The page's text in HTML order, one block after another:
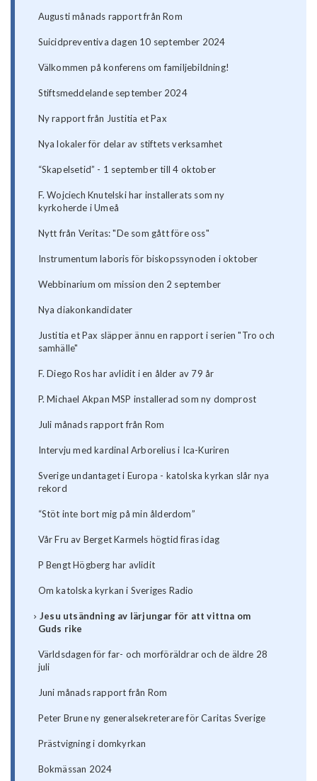
Augusti månads rapport från Rom
Suicidpreventiva dagen 10 september 2024
Välkommen på konferens om familjebildning!
Stiftsmeddelande september 2024
Ny rapport från Justitia et Pax
Nya lokaler för delar av stiftets verksamhet
“Skapelsetid” - 1 september till 4 oktober
F. Wojciech Knutelski har installerats som ny
kyrkoherde i Umeå
Nytt från Veritas: "De som gått före oss"
Instrumentum laboris för biskopssynoden i oktober
Webbinarium om mission den 2 september
Nya diakonkandidater
Justitia et Pax släpper ännu en rapport i serien "Tro och
samhälle"
F. Diego Ros har avlidit i en ålder av 79 år
P. Michael Akpan MSP installerad som ny domprost
Juli månads rapport från Rom
Intervju med kardinal Arborelius i Ica-Kuriren
Sverige undantaget i Europa - katolska kyrkan slår nya
rekord
“Stöt inte bort mig på min ålderdom”
Vår Fru av Berget Karmels högtid firas idag
P Bengt Högberg har avlidit
Om katolska kyrkan i Sveriges Radio
Jesu utsändning av lärjungar för att vittna om
Guds rike
Världsdagen för far- och morföräldrar och de äldre 28
juli
Juni månads rapport från Rom
Peter Brune ny generalsekreterare för Caritas Sverige
Prästvigning i domkyrkan
Bokmässan 2024